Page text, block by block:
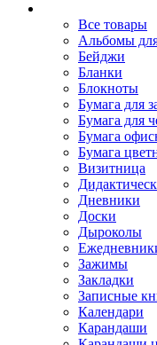
Все товары
Альбомы
Бейджи
Бланки
Блокноты
Бумага для
Бумага для
Бумага
Бумага
Визитница
Дневники
Доски
Дыроколы
Зажимы
Закладки
Записные
Календари
Карандаши